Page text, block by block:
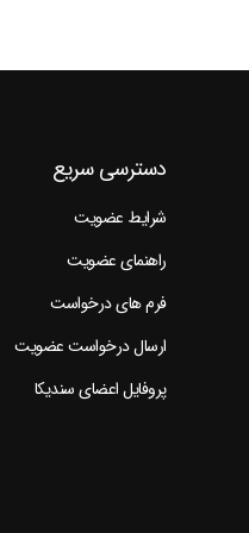
دسترسی سریع
شرایط عضویت
راهنمای عضویت
فرم های درخواست
ارسال درخواست عضویت
پروفایل اعضای سندیکا